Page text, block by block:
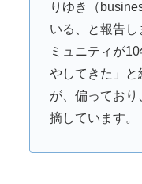
りゆき（
いる、と報告し
ミュニティが
やしてきた」と
が、偏ってお
摘しています。